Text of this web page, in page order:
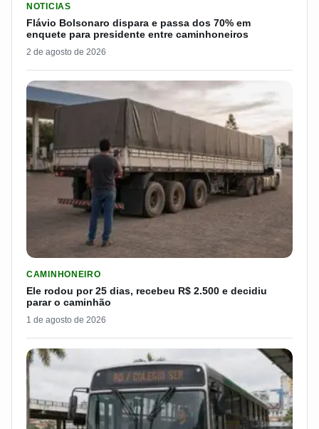
NOTICIAS
Flávio Bolsonaro dispara e passa dos 70% em
enquete para presidente entre caminhoneiros
2 de agosto de 2026
CAMINHONEIRO
Ele rodou por 25 dias, recebeu R$ 2.500 e decidiu
parar o caminhão
1 de agosto de 2026